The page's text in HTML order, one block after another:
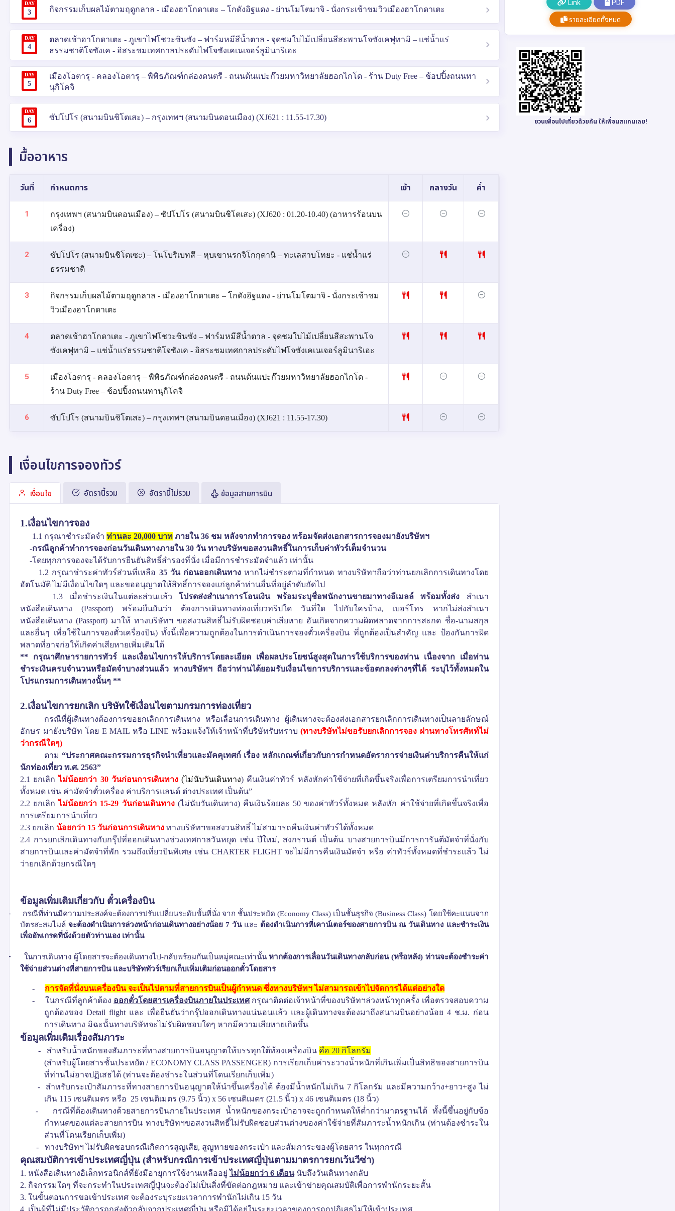
DAY
3 กิจกรรมเก็บผลไม้ตามฤดูกลาล - เมืองฮาโกดาเตะ – โกดังอิฐแดง - ย่านโมโตมาจิ - นั่งกระเช้าชมวิวเมืองฮาโกดาเตะ
DAY
4
ตลาดเช้าฮาโกดาเตะ - ภูเขาไฟโชวะซินซัง – ฟาร์มหมีสีน้ำตาล - จุดชมใบไม้เปลี่ยนสีสะพานโจซังเคฟุทามิ – แช่น้ำแร่
ธรรมชาติโจซังเค - อิสระชมเทศกาลประดับไฟโจซังเคเนเจอร์ลูมินาริเอะ
DAY
5
เมืองโอตารุ - คลองโอตารุ – พิพิธภัณฑ์กล่องดนตรี - ถนนต้นแปะก๊วยมหาวิทยาลัยฮอกไกโด - ร้าน Duty Free – ช้อปปิ้งถนนทา
นุกิโคจิ
DAY
6 ซัปโปโร (สนามบินชิโตเสะ) – กรุงเทพฯ (สนามบินดอนเมือง) (XJ621 : 11.55-17.30)
มื้ออาหาร
วันที่ กำหนดการ เช้า กลางวัน ค่ำ
1
กรุงเทพฯ (สนามบินดอนเมือง) – ซัปโปโร (สนามบินชิโตเสะ) (XJ620 : 01.20-10.40) (อาหารร้อนบน
เครื่อง)
2
ซัปโปโร (สนามบินชิโตเซะ) – โนโบริเบทสึ – หุบเขานรกจิโกกุดานิ – ทะเลสาบโทยะ - แช่น้ำแร่
ธรรมชาติ
3
กิจกรรมเก็บผลไม้ตามฤดูกลาล - เมืองฮาโกดาเตะ – โกดังอิฐแดง - ย่านโมโตมาจิ - นั่งกระเช้าชม
วิวเมืองฮาโกดาเตะ
4
ตลาดเช้าฮาโกดาเตะ - ภูเขาไฟโชวะซินซัง – ฟาร์มหมีสีน้ำตาล - จุดชมใบไม้เปลี่ยนสีสะพานโจ
ซังเคฟุทามิ – แช่น้ำแร่ธรรมชาติโจซังเค - อิสระชมเทศกาลประดับไฟโจซังเคเนเจอร์ลูมินาริเอะ
5
เมืองโอตารุ - คลองโอตารุ – พิพิธภัณฑ์กล่องดนตรี - ถนนต้นแปะก๊วยมหาวิทยาลัยฮอกไกโด -
ร้าน Duty Free – ช้อปปิ้งถนนทานุกิโคจิ
6 ซัปโปโร (สนามบินชิโตเสะ) – กรุงเทพฯ (สนามบินดอนเมือง) (XJ621 : 11.55-17.30)
เงื่อนไขการจองทัวร์
เงื่อนไข อัตรานี้รวม อัตรานี้ไม่รวม ข้อมูลสายการบิน
1.เงื่อนไขการจอง
1.1 กรุณาชำระมัดจำ ท่านละ 20,000 บาท ภายใน36 ชม หลังจากทำการจอง พร้อมจัดส่งเอกสารการจองมายังบริษัทฯ
-กรณีลูกค้าทำการจองก่อนวันเดินทางภายใน30 วัน ทางบริษัทขอสงวนสิทธิ์ในการเก็บค่าทัวร์เต็มจำนวน
-โดยทุกการจองจะได้รับการยืนยันสิทธิ์สำรองที่นั่ง เมื่อมีการชำระมัดจำแล้ว เท่านั้น
1.2 กรุณาชำระค่าทัวร์ส่วนที่เหลือ 35 วัน ก่อนออกเดินทาง หากไม่ชำระตามที่กำหนด ทางบริษัทฯถือว่าท่านยกเลิกการเดินทางโดย
อัตโนมัติ ไม่มีเงื่อนไขใดๆ และขออนุญาตให้สิทธิ์การจองแก่ลูกค้าท่านอื่นที่อยู่ลำดับถัดไป
1.3
เมื่อชำระเงินในแต่ละส่วนแล้ว โปรดส่งสำเนาการโอนเงิน พร้อมระบุชื่อพนักงานขายมาทางอีเมลล์ พร้อมทั้งส่ง สำเนา
หนังสือเดินทาง (Passport) พร้อมยืนยันว่า ต้องการเดินทางท่องเที่ยวทริปใด วันที่ใด ไปกับใครบ้าง, เบอร์โทร หากไม่ส่งสำเนา
หนังสือเดินทาง(Passport) มาให้ ทางบริษัทฯ ขอสงวนสิทธิ์ไม่รับผิดชอบค่าเสียหาย อันเกิดจากความผิดพลาดจากการสะกด ชื่อ-นามสกุล
และอื่นๆ เพื่อใช้ในการจองตั๋วเครื่องบิน) ทั้งนี้เพื่อความถูกต้องในการดำเนินการจองตั๋วเครื่องบิน ที่ถูกต้องเป็นสำคัญ และ ป้องกันการผิด
พลาดที่อาจก่อให้เกิดค่าเสียหายเพิ่มเติมได้
** กรุณาศึกษารายการทัวร์ และเงื่อนไขการให้บริการโดยละเอียด เพื่อผลประโยชน์สูงสุดในการใช้บริการของท่าน เนื่องจาก เมื่อท่าน
ชำระเงินครบจำนวนหรือมัดจำบางส่วนแล้ว ทางบริษัทฯ ถือว่าท่านได้ยอมรับเงื่อนไขการบริการและข้อตกลงต่างๆที่ได้ ระบุไว้ทั้งหมดใน
โปรแกรมการเดินทางนั้นๆ **
2.เงื่อนไขการยกเลิก บริษัทใช้เงื่อนไขตามกรมการท่องเที่ยว
กรณีที่ผู้เดินทางต้องการขอยกเลิกการเดินทาง หรือเลื่อนการเดินทาง ผู้เดินทางจะต้องส่งเอกสารยกเลิกการเดินทางเป็นลายลักษณ์
อักษร มายังบริษัท โดย E MAIL หรือ LINE พร้อมแจ้งให้เจ้าหน้าที่บริษัทรับทราบ (ทางบริษัทไม่ขอรับยกเลิกการจอง ผ่านทางโทรศัพท์ไม่
ว่ากรณีใดๆ)
ตาม “ประกาศคณะกรรมการธุรกิจนำเที่ยวและมัคคุเทศก์ เรื่อง หลักเกณฑ์เกี่ยวกับการกำหนดอัตราการจ่ายเงินค่าบริการคืนให้แก่
นักท่องเที่ยว พ.ศ. 2563”
2.1 ยกเลิกไม่น้อยกว่า 30 วันก่อนการเดินทาง (ไม่นับวันเดินทาง) คืนเงินค่าทัวร์ หลังหักค่าใช้จ่ายที่เกิดขึ้นจริงเพื่อการเตรียมการนำเที่ยว
ทั้งหมด เช่น ค่ามัดจำตั๋วเครื่อง ค่าบริการแลนด์ ต่างประเทศ เป็นต้น”
2.2 ยกเลิกไม่น้อยกว่า 15-29 วันก่อนเดินทาง (ไม่นับวันเดินทาง) คืนเงินร้อยละ 50 ของค่าทัวร์ทั้งหมด หลังหัก ค่าใช้จ่ายที่เกิดขึ้นจริงเพื่อ
การเตรียมการนำเที่ยว
2.3 ยกเลิก น้อยกว่า 15 วันก่อนการเดินทาง ทางบริษัทฯขอสงวนสิทธิ์ ไม่สามารถคืนเงินค่าทัวร์ได้ทั้งหมด
2.4 การยกเลิกเดินทางกับกรุ๊ปที่ออกเดินทางช่วงเทศกาลวันหยุด เช่น ปีใหม่, สงกรานต์ เป็นต้น บางสายการบินมีการการันตีมัดจำที่นั่งกับ
สายการบินและค่ามัดจำที่พัก รวมถึงเที่ยวบินพิเศษ เช่น CHARTER FLIGHT จะไม่มีการคืนเงินมัดจำ หรือ ค่าทัวร์ทั้งหมดที่ชำระแล้ว ไม่
ว่ายกเลิกด้วยกรณีใดๆ
ข้อมูลเพิ่มเติมเกี่ยวกับ ตั๋วเครื่องบิน
- กรณีที่ท่านมีความประสงค์จะต้องการปรับเปลี่ยนระดับชั้นที่นั่ง จาก ชั้นประหยัด (Economy Class) เป็นชั้นธุรกิจ(Business Class) โดยใช้คะแนนจาก
บัตรสะสมไมล์จะต้องดำเนินการล่วงหน้าก่อนเดินทางอย่างน้อย7วัน และ ต้องดำเนินการที่เคาน์เตอร์ของสายการบิน ณ วันเดินทาง และชำระเงิน
เพื่ออัพเกรดที่นั่งด้วยตัวท่านเอง เท่านั้น
- ในการเดินทาง ผู้โดยสารจะต้องเดินทางไป-กลับพร้อมกันเป็นหมู่คณะเท่านั้นหากต้องการเลื่อนวันเดินทางกลับก่อน (หรือหลัง) ท่านจะต้องชำระค่า
ใช้จ่ายส่วนต่างที่สายการบิน และบริษัททัวร์เรียกเก็บเพิ่มเติมก่อนออกตั๋วโดยสาร
-
การจัดที่นั่งบนเครื่องบิน จะเป็นไปตามที่สายการบินเป็นผู้กำหนด ซึ่งทางบริษัทฯ ไม่สามารถเข้าไปจัดการได้แต่อย่างใด
- ในกรณีที่ลูกค้าต้อง ออกตั๋วโดยสารเครื่องบินภายในประเทศ กรุณาติดต่อเจ้าหน้าที่ของบริษัทฯล่วงหน้าทุกครั้ง เพื่อตรวจสอบความ
ถูกต้องของ Detail flight และ เพื่อยืนยันว่ากรุ๊ปออกเดินทางแน่นอนแล้ว และผู้เดินทางจะต้องมาถึงสนามบินอย่างน้อย 4 ช.ม. ก่อน
การเดินทาง มิฉะนั้นทางบริษัทจะไม่รับผิดชอบใดๆ หากมีความเสียหายเกิดขึ้น
ข้อมูลเพิ่มเติมเรื่องสัมภาระ
- สำหรับน้ำหนักของสัมภาระที่ทางสายการบินอนุญาตให้บรรทุกใต้ท้องเครื่องบิน คือ 20 กิโลกรัม
(สำหรับผู้โดยสารชั้นประหยัด/ ECONOMY CLASS PASSENGER) การเรียกเก็บค่าระวางน้ำหนักที่เกินเพิ่มเป็นสิทธิของสายการบิน
ที่ท่านไม่อาจปฏิเสธได้ (ท่านจะต้องชำระในส่วนที่โดนเรียกเก็บเพิ่ม)
- สำหรับกระเป๋าสัมภาระที่ทางสายการบินอนุญาตให้นำขึ้นเครื่องได้ ต้องมีน้ำหนักไม่เกิน 7 กิโลกรัม และมีความกว้าง+ยาว+สูง ไม่
เกิน 115 เซนติเมตร หรือ 25 เซนติเมตร (9.75 นิ้ว) x 56 เซนติเมตร (21.5 นิ้ว) x 46 เซนติเมตร (18 นิ้ว)
- กรณีที่ต้องเดินทางด้วยสายการบินภายในประเทศ น้ำหนักของกระเป๋าอาจจะถูกกำหนดให้ต่ำกว่ามาตรฐานได้ ทั้งนี้ขึ้นอยู่กับข้อ
กำหนดของแต่ละสายการบิน ทางบริษัทฯขอสงวนสิทธิ์ไม่รับผิดชอบส่วนต่างของค่าใช้จ่ายที่สัมภาระน้ำหนักเกิน (ท่านต้องชำระใน
ส่วนที่โดนเรียกเก็บเพิ่ม)
- ทางบริษัทฯ ไม่รับผิดชอบกรณีเกิดการสูญเสีย, สูญหายของกระเป๋า และสัมภาระของผู้โดยสาร ในทุกกรณี
คุณสมบัติการเข้าประเทศญี่ปุ่น (สำหรับกรณีการเข้าประเทศญี่ปุ่นตามมาตรการยกเว้นวีซ่า)
1. หนังสือเดินทางอิเล็กทรอนิกส์ที่ยังมีอายุการใช้งานเหลืออยู่ไม่น้อยกว่า 6 เดือน นับถึงวันเดินทางกลับ
2. กิจกรรมใดๆ ที่จะกระทำในประเทศญี่ปุ่นจะต้องไม่เป็นสิ่งที่ขัดต่อกฎหมาย และเข้าข่ายคุณสมบัติเพื่อการพำนักระยะสั้น
3. ในขั้นตอนการขอเข้าประเทศ จะต้องระบุระยะเวลาการพำนักไม่เกิน 15 วัน
4. เป็นผู้ที่ไม่มีประวัติการถูกส่งตัวกลับจากประเทศญี่ปุ่น หรือมิได้อยู่ในระยะเวลาของการถูกปฏิเสธไม่ให้เข้าประเทศ
Link PDF
รายละเอียดทั้งหมด
ชวนเพื่อนไปเที่ยวด้วยกัน ให้เพื่อนสแกนเลย!